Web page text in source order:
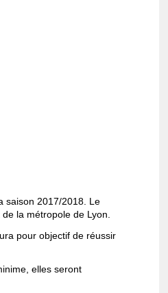
saison 2017/2018. Le
la métropole de Lyon.
pour objectif de réussir
elles seront